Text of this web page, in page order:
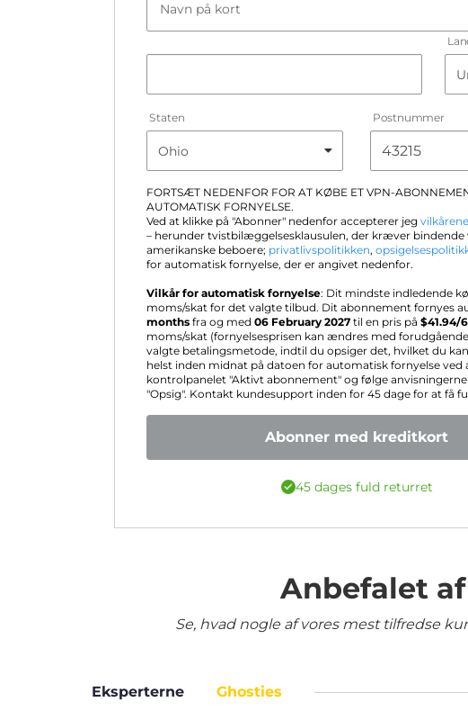
Navn på kort
Staten Postnummer
FORTSÆT NEDENFOR FOR AT KØBE ET VPN-
AUTOMATISK FORNYELSE.
Ved at klikke på "Abonner" nedenfor accepterer jeg
– herunder tvistbilæggelsesklausulen, der kræver
amerikanske beboere; privatlivspolitikken,
for automatisk fornyelse, der er angivet nedenfor.
Vilkår for automatisk fornyelse: Dit mindste indledende
moms/skat for det valgte tilbud. Dit abonnement fornyes
months fra og med 06 February 2027 til en pris på $41.94/
moms/skat (fornyelsesprisen kan ændres med
valgte betalingsmetode, indtil du opsiger det, hvilket du
helst inden midnat på datoen for automatisk fornyelse ved
kontrolpanelet "Aktivt abonnement" og følge
"Opsig". Kontakt kundesupport inden for 45 dage for at få
Abonner med kreditkort
45 dages fuld returret
Anbefalet
Se, hvad nogle af vores mest tilfredse
Eksperterne Ghosties